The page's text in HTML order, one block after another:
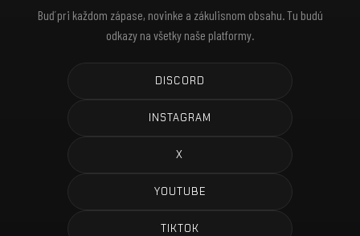
Buď pri každom zápase, novinke a zákulisnom obsahu. Tu budú
odkazy na všetky naše platformy.
DISCORD
INSTAGRAM
X
YOUTUBE
TIKTOK